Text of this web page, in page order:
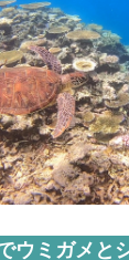
ウミガメと